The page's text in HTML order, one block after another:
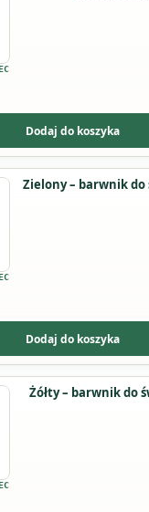
Dodaj do koszyka
Zielony – barwnik do
Dodaj do koszyka
Żółty – barwnik do